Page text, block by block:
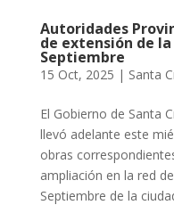
Autoridades
de extensión de
Septiembre
15 Oct, 2025 | Santa
El Gobierno de Santa
llevó adelante este
obras
ampliación en la red
Septiembre de la